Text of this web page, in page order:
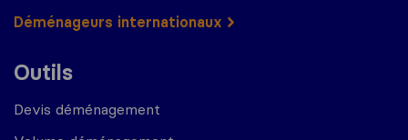
Déménageurs internationaux
Outils
Devis déménagement